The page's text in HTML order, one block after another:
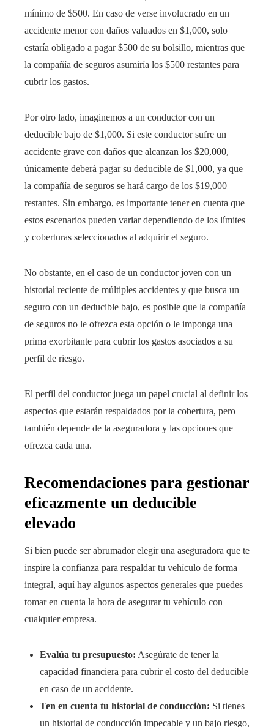
mínimo de $500. En caso de verse involucrado en un
accidente menor con daños valuados en $1,000, solo
estaría obligado a pagar $500 de su bolsillo, mientras que
la compañía de seguros asumiría los $500 restantes para
cubrir los gastos.
Por otro lado, imaginemos a un conductor con un
deducible bajo de $1,000. Si este conductor sufre un
accidente grave con daños que alcanzan los $20,000,
únicamente deberá pagar su deducible de $1,000, ya que
la compañía de seguros se hará cargo de los $19,000
restantes. Sin embargo, es importante tener en cuenta que
estos escenarios pueden variar dependiendo de los límites
y coberturas seleccionados al adquirir el seguro.
No obstante, en el caso de un conductor joven con un
historial reciente de múltiples accidentes y que busca un
seguro con un deducible bajo, es posible que la compañía
de seguros no le ofrezca esta opción o le imponga una
prima exorbitante para cubrir los gastos asociados a su
perfil de riesgo.
El perfil del conductor juega un papel crucial al definir los
aspectos que estarán respaldados por la cobertura, pero
también depende de la aseguradora y las opciones que
ofrezca cada una.
Recomendaciones para gestionar
eficazmente un deducible
elevado
Si bien puede ser abrumador elegir una aseguradora que te
inspire la confianza para respaldar tu vehículo de forma
integral, aquí hay algunos aspectos generales que puedes
tomar en cuenta la hora de asegurar tu vehículo con
cualquier empresa.
Evalúa tu presupuesto: Asegúrate de tener la
capacidad financiera para cubrir el costo del deducible
en caso de un accidente.
Ten en cuenta tu historial de conducción: Si tienes
un historial de conducción impecable y un bajo riesgo,